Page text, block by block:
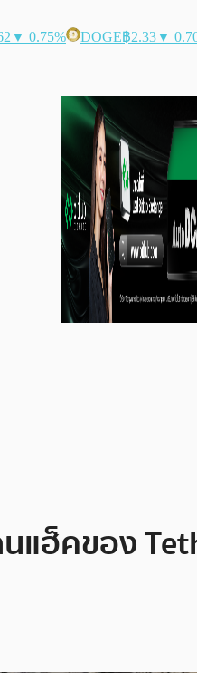
▼ 0.75% DOGE฿2.33▼
แฮ็คของ